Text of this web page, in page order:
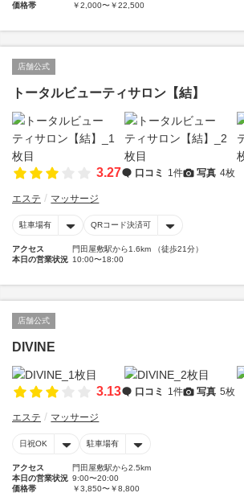
価格帯
￥2,000〜￥22,500
店舗公式
トータルビューティサロン【結】
3.27 口コミ 1件 写真 4枚
エステ マッサージ
駐車場有 QRコード決済可
アクセス
門田屋敷駅から1.6km （徒歩21分）
本日の営業状況 10:00〜18:00
店舗公式
DIVINE
3.13 口コミ 1件 写真 5枚
エステ マッサージ
日祝OK 駐車場有
アクセス
門田屋敷駅から2.5km
本日の営業状況 9:00〜20:00
価格帯
￥3,850〜￥8,800